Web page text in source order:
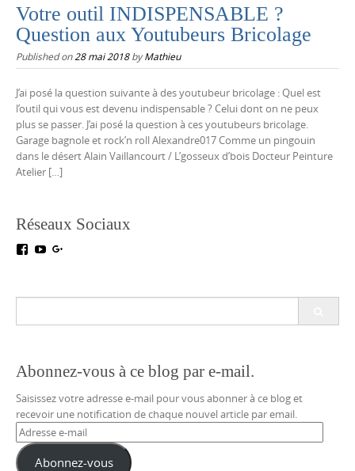
Votre outil INDISPENSABLE ?
Question aux Youtubeurs Bricolage
Published on28 mai 2018byMathieu
J’ai posé la question suivante à des youtubeur bricolage : Quel est
l’outil qui vous est devenu indispensable ? Celui dont on ne peux
plus se passer. J’ai posé la question à ces youtubeurs bricolage.
Garage bagnole et rock’n roll Alexandre017 Comme un pingouin
dans le désert Alain Vaillancourt / L’gosseux d’bois Docteur Peinture
Atelier […]
Réseaux Sociaux
Voir
testoutillage
Facebook
Voir
UC5crr0I4Ey688Hu1IMBwWRA
YouTube
+Test-
sur
Abonnez-vous à ce blog par e-mail.
Saisissez votre adresse e-mail pour vous abonner à ce blog et
recevoir une notification de chaque nouvel article par email.
Adresse
e-
mail Abonnez-vous